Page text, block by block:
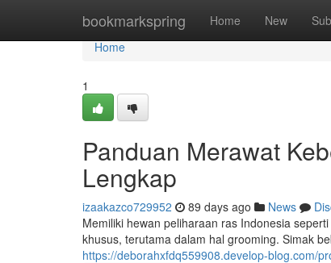
bookmarkspring Home New
Home
Home
1
Panduan Merawat
Lengkap
izaakazco729952 89 days ago News
Memiliki hewan peliharaan ras Indonesia
khusus, terutama dalam hal grooming. Simak
https://deborahxfdq559908.develop-blog.com/